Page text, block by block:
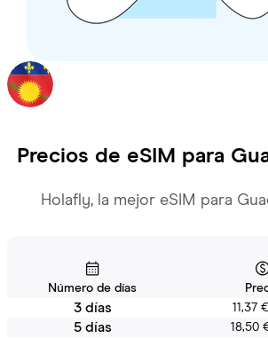
Precios de eSIM para
Holafly, la mejor eSIM para
Número de días
3 días 11,37
5 días 18,50